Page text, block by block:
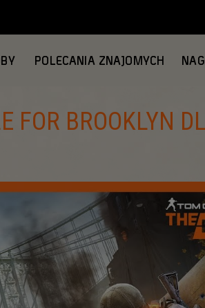
POLECANIA ZNAJOMYCH
FOR BROOKLYN